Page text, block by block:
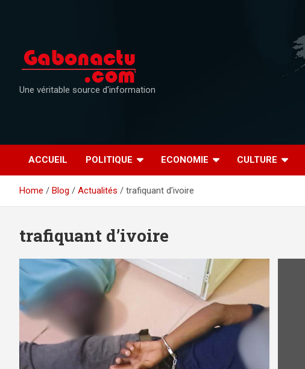
Une véritable source d'information
ACCUEIL POLITIQUE ECONOMIE CULTURE
Home Blog Actualités trafiquant d’ivoire
trafiquant d’ivoire